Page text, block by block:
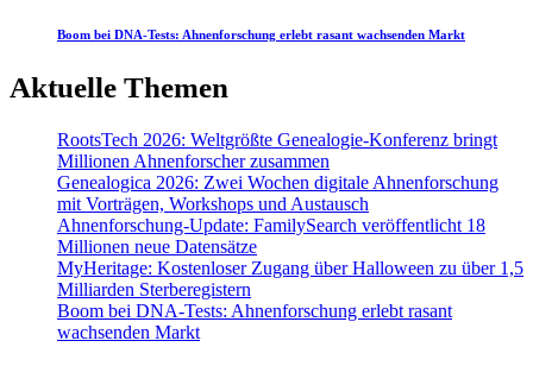
Boom bei DNA-Tests: Ahnenforschung erlebt rasant wachsenden Markt
Aktuelle Themen
RootsTech 2026: Weltgrößte Genealogie-Konferenz bringt
Millionen Ahnenforscher zusammen
Genealogica 2026: Zwei Wochen digitale Ahnenforschung
mit Vorträgen, Workshops und Austausch
Ahnenforschung-Update: FamilySearch veröffentlicht 18
Millionen neue Datensätze
MyHeritage: Kostenloser Zugang über Halloween zu über 1,5
Milliarden Sterberegistern
Boom bei DNA-Tests: Ahnenforschung erlebt rasant
wachsenden Markt